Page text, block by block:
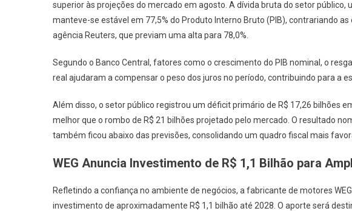
superior às projeções do mercado em agosto. A dívida bruta do setor público,
manteve-se estável em 77,5% do Produto Interno Bruto (PIB), contrariando
agência Reuters, que previam uma alta para 78,0%.
Segundo o Banco Central, fatores como o crescimento do PIB nominal, o
real ajudaram a compensar o peso dos juros no período, contribuindo para a
Além disso, o setor público registrou um déficit primário de R$ 17,26 bilhões
melhor que o rombo de R$ 21 bilhões projetado pelo mercado. O resultado
também ficou abaixo das previsões, consolidando um quadro fiscal mais
WEG Anuncia Investimento de R$ 1,1 Bilhão para
Refletindo a confiança no ambiente de negócios, a fabricante de motores
investimento de aproximadamente R$ 1,1 bilhão até 2028. O aporte será